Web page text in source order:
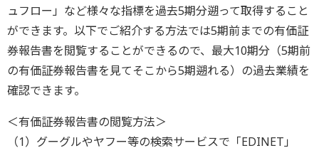
ュフロー」など様々な指標を過去5期分遡って取得すること
ができます。以下でご紹介する方法では5期前までの有価証
券報告書を閲覧することができるので、最大10期分（5期前
の有価証券報告書を見てそこから5期遡れる）の過去業績を
確認できます。
＜有価証券報告書の閲覧方法＞
（1）グーグルやヤフー等の検索サービスで「EDINET」